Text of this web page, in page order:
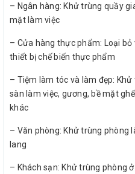
– Ngân hàng: Khử trùng quầy
mặt làm việc
– Cửa hàng thực phẩm: Loại
thiết bị chế biến thực phẩm
– Tiệm làm tóc và làm đẹp:
sàn làm việc, gương, bề mặt
khác
– Văn phòng: Khử trùng phòng
lang
– Khách sạn: Khử trùng phòng